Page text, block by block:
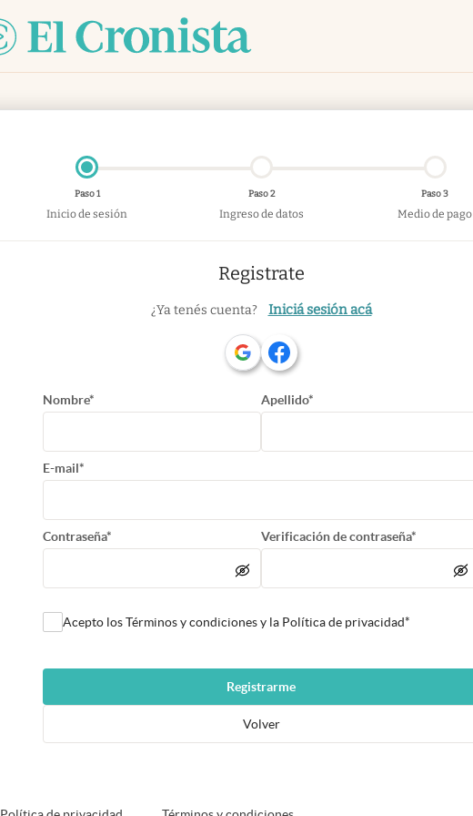
Paso 1
Inicio de sesión
Paso 2
Ingreso de datos
Paso 3
Medio de pago
Registrate
¿Ya tenés cuenta? Iniciá sesión acá
Nombre* Apellido*
E-mail*
Contraseña* Verificación de contraseña*
Acepto los Términos y condiciones y la Política de privacidad*
Registrarme
Volver